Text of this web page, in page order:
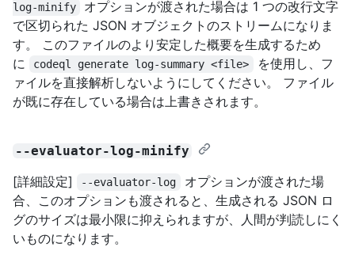
log-minify
オプションが渡された場合は 1 つの改行文字
で区切られた JSON オブジェクトのストリームになりま
す。 このファイルのより安定した概要を生成するため
に
codeql generate log-summary <file>
を使用し、フ
ァイルを直接解析しないようにしてください。 ファイル
が既に存在している場合は上書きされます。
--evaluator-log-minify
[詳細設定] --evaluator-log
オプションが渡された場
合、このオプションも渡されると、生成される JSON ロ
グのサイズは最小限に抑えられますが、人間が判読しにく
いものになります。